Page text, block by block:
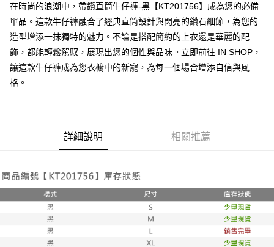
2.付款方式選擇「大哥付你分期」，訂單成立後會自動跳轉到大哥付的交易
流程，驗證手機門號後，選擇欲分期的期數、繳款截止日，確認付款後即完
成交易。
3.實際核准額度、可分期數及費用金額請依後續交易確認頁面所載為準。
4.訂單成立30分鐘內，如未前往確認交易或遇審核未通過，訂單將自動取
法說明評估內容。
【繳款方式說明】
用戶於交易時，得透過本服務購買商品或服務，並由商店將買賣／分期付款
買賣價金債權讓與本公司後，依約使用本公司帳單繳交帳款。
2.基於同意付款使用「大哥付你分期」之契約關係目的，商店將以您的個人
資料（包含姓名、電話或地址）提供予台灣大哥大進項蒐集、處理及利用，
由本公司與您本人進行分期帳單所需資料之確認、核對及更正。
相關說明
【關於「AFTEE先享後付」】
AFTEE先享後付是「在收到商品之後才付款」的支付方式。 讓您購物簡單
便利好安心！
１．簡單：不需註冊會員、不需綁卡、不需儲值。
２．便利：只要手機號碼，簡訊認證，即可結帳。
２．訂單成立數日內，您將收到繳費通知簡訊。
３．收到繳費通知簡訊後14天內，點擊此簡訊中的連結，可透過四大超商／
ATM／網路銀行／等多元方式進行付款，方視為交易完成。
購買商品的店家。未經商家同意取消之訂單仍視為有效，需透過AFTEE先享
後付繳納相關費用。
※ 交易是否成功請以「AFTEE先享後付 」之結帳頁面顯示為準，若有關於
是否繳費成功／繳費後需取消欲退款等相關疑問，請聯繫「AFTEE先享後付
客戶支援中心」
https://netprotections.freshdesk.com/support/home
【注意事項】
全家取貨付款
每筆NT$60，滿NT$1,600(含以上)免運費
每筆NT$10,000
已關閉，請勿下單(付取)
每筆NT$10,000
7-11取貨付款
在時尚的浪潮中，帶鑽直筒牛仔褲-黑【KT201756】成為您的必備
單品。這款牛仔褲融合了經典直筒設計與閃亮的鑽石細節，為您的
造型增添一抹獨特的魅力。不論是搭配簡約的上衣還是華麗的配
飾，都能輕鬆駕馭，展現出您的個性與品味。立即前往 IN SHOP，
讓這款牛仔褲成為您衣櫥中的新寵，為每一個場合增添自信與風
格。
詳細說明 相關推薦